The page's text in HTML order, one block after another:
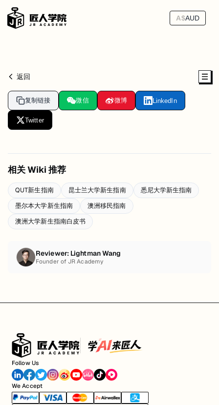
A$AUD
返回
复制链接 微信 微博 LinkedIn
Twitter
相关 Wiki 推荐
QUT新生指南 昆士兰大学新生指南
悉尼大学新生指南
墨尔本大学新生指南
澳洲移民指南
澳洲大学新生指南白皮书
Reviewer: Lightman Wang
Founder of JR Academy
Follow Us
We Accept